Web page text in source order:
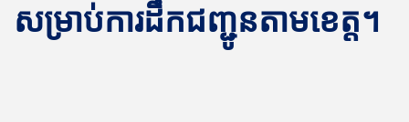
សម្រាប់ការដឹកជញ្ជូនតាមខេត្ត។